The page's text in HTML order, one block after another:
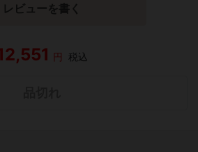
レビューを書く
円 税込